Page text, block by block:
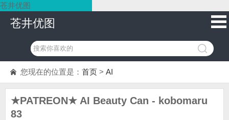
苍井优图
苍井优图
您现在的位置是： 首页 > AI
★PATREON★ AI Beauty Can - kobomaru
83